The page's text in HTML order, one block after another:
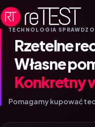
TECHNOLOGIA
Rzetelne
Własne
Konkretny
Pomagamy kupować